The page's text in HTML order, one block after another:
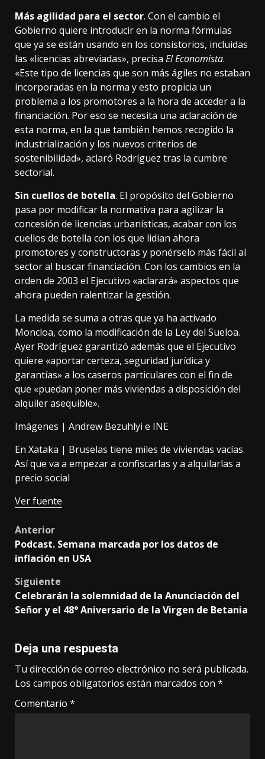
Más agilidad para el sector. Con el cambio el
Gobierno quiere introducir en la norma fórmulas
que ya se están usando en los consistorios, incluidas
las «licencias abreviadas», precisa El Economista.
«Este tipo de licencias que son más ágiles no estaban
incorporadas en la norma y esto propicia un
problema a los promotores a la hora de acceder a la
financiación. Por eso se necesita una aclaración de
esta norma, en la que también hemos recogido la
industrialización y los nuevos criterios de
sostenibilidad», aclaró Rodríguez tras la cumbre
sectorial.
Sin cuellos de botella. El propósito del Gobierno
pasa por modificar la normativa para agilizar la
concesión de licencias urbanísticas, acabar con los
cuellos de botella con los que lidian ahora
promotores y constructoras y ponérselo más fácil al
sector al buscar financiación. Con los cambios en la
orden de 2003 el Ejecutivo «aclarará» aspectos que
ahora pueden ralentizar la gestión.
La medida se suma a otras que ya ha activado
Moncloa, como la modificación de la Ley del Sueloa.
Ayer Rodríguez garantizó además que el Ejecutivo
quiere «aportar certeza, seguridad jurídica y
garantías» a los caseros particulares con el fin de
que «puedan poner más viviendas a disposición del
alquiler asequible».
Imágenes | Andrew Bezuhlyi e INE
En Xataka | Bruselas tiene miles de viviendas vacías.
Así que va a empezar a confiscarlas y a alquilarlas a
precio social
Ver fuente
Post
navigation
Anterior
Podcast. Semana marcada por los datos de
inflación en USA
Siguiente
Celebrarán la solemnidad de la Anunciación del
Señor y el 48° Aniversario de la Virgen de Betania
Deja una respuesta
Tu dirección de correo electrónico no será publicada.
Los campos obligatorios están marcados con *
Comentario *